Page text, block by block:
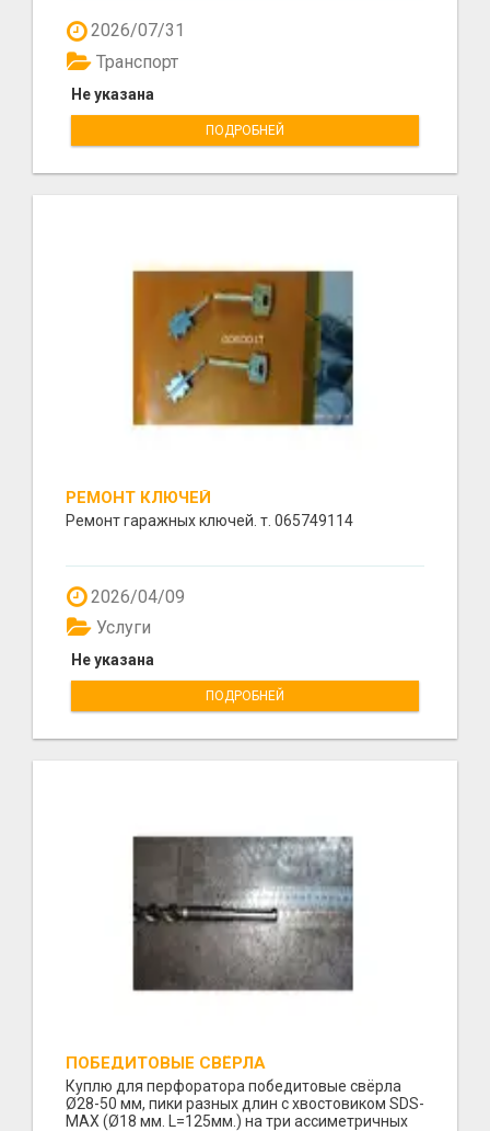
2026/07/31
Не указана
Транспорт
ПОДРОБНЕЙ
РЕМОНТ КЛЮЧЕЙ
Ремонт гаражных ключей. т. 065749114
2026/04/09
Не указана
Услуги
ПОДРОБНЕЙ
ПОБЕДИТОВЫЕ СВЁРЛА
Куплю для перфоратора победитовые свёрла
Ø28-50 мм, пики разных длин с хвостовиком SDS-
MAX (Ø18 мм. L=125мм.) на три ассиметричных